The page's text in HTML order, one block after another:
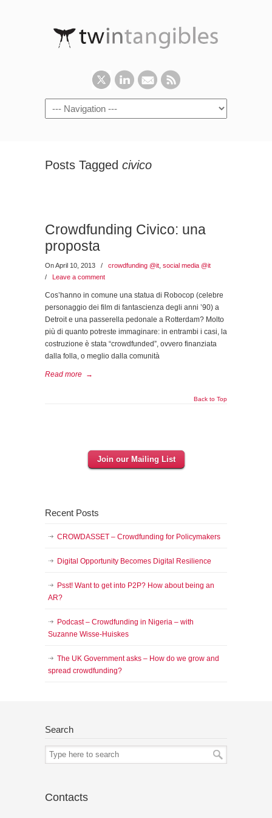
Posts Tagged civico
Crowdfunding Civico: una
proposta
On April 10, 2013 / crowdfunding @it social media @it
/ Leave a comment
Cos’hanno in comune una statua di Robocop (celebre
personaggio dei film di fantascienza degli anni ’90) a
Detroit e una passerella pedonale a Rotterdam? Molto
più di quanto potreste immaginare: in entrambi i casi, la
costruzione è stata “crowdfunded”, ovvero finanziata
dalla folla, o meglio dalla comunità
Read more →
Back to Top
Join our Mailing List
Recent Posts
CROWDASSET – Crowdfunding for Policymakers
Digital Opportunity Becomes Digital Resilience
Psst! Want to get into P2P? How about being an
AR?
Podcast – Crowdfunding in Nigeria – with
Suzanne Wisse-Huiskes
The UK Government asks – How do we grow and
spread crowdfunding?
Search
Contacts